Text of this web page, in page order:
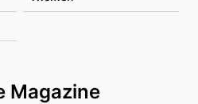
Magazine